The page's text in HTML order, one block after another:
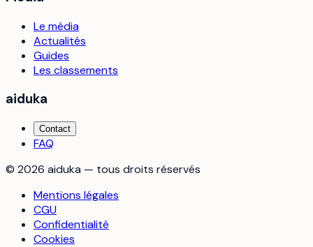
Le média
Actualités
Guides
Les classements
aiduka
Contact
FAQ
© 2026 aiduka — tous droits réservés
Mentions légales
CGU
Confidentialité
Cookies